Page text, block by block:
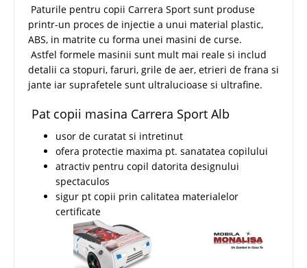
Paturile pentru copii Carrera Sport sunt produse
printr-un proces de injectie a unui material plastic,
ABS, in matrite cu forma unei masini de curse.
Astfel formele masinii sunt mult mai reale si includ
detalii ca stopuri, faruri, grile de aer, etrieri de frana si
jante iar suprafetele sunt ultralucioase si ultrafine.
Pat copii masina Carrera Sport Alb
usor de curatat si intretinut
ofera protectie maxima pt. sanatatea copilului
atractiv pentru copil datorita designului
spectaculos
sigur pt copii prin calitatea materialelor
certificate